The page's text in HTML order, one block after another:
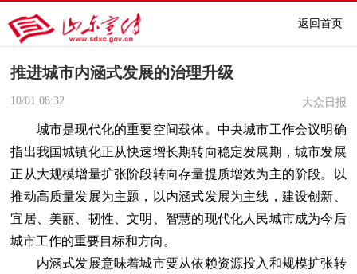
返回首页
推进城市内涵式发展的治理升级
10/01 08:32 大众日报
城市是现代化的重要空间载体。中央城市工作会议明确
指出我国城镇化正从快速增长期转向稳定发展期，城市发展
正从大规模增量扩张阶段转向存量提质增效为主的阶段。以
推动高质量发展为主题，以内涵式发展为主线，建设创新、
宜居、美丽、韧性、文明、智慧的现代化人民城市成为今后
城市工作的重要目标和方向。
内涵式发展意味着城市要从依赖资源投入和规模扩张转